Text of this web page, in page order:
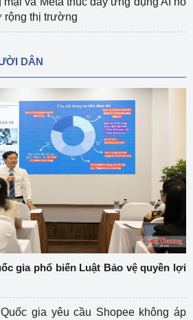
rộng thị trường
DÂN
gia phổ biến Luật Bảo vệ quyền lợi
gia yêu cầu Shopee không áp